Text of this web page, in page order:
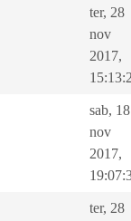
ter, 28
nov
2017,
sab, 18
nov
2017,
ter, 28